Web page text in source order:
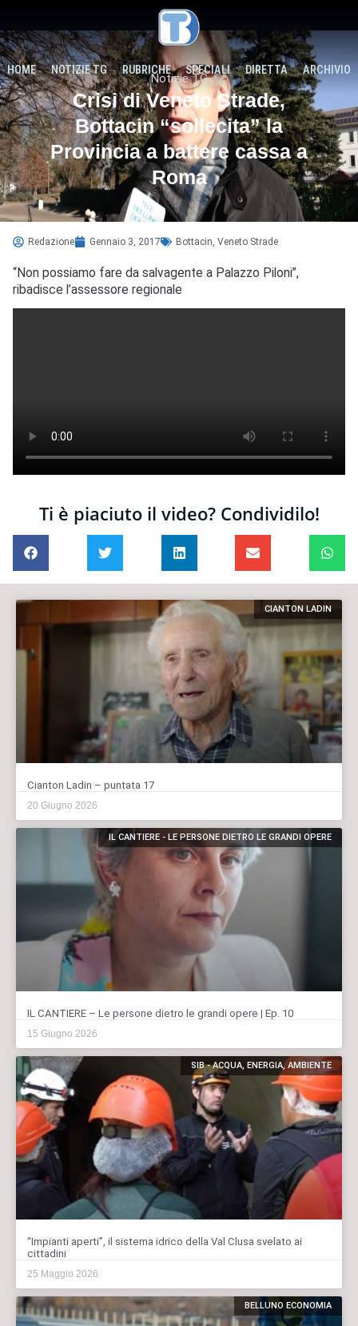
HOME NOTIZIE TG RUBRICHE SPECIALI DIRETTA ARCHIVIO
Notizie TG
Crisi di Veneto Strade,
Bottacin “sollecita” la
Provincia a battere cassa a
Roma
Redazione Gennaio 3, 2017 Bottacin Veneto Strade
“Non possiamo fare da salvagente a Palazzo Piloni”,
ribadisce l’assessore regionale
Ti è piaciuto il video? Condividilo!
CIANTON LADIN
Cianton Ladin – puntata 17
20 Giugno 2026
IL CANTIERE - LE PERSONE DIETRO LE GRANDI OPERE
IL CANTIERE – Le persone dietro le grandi opere | Ep. 10
15 Giugno 2026
SIB - ACQUA, ENERGIA, AMBIENTE
“Impianti aperti”, il sistema idrico della Val Clusa svelato ai
cittadini
25 Maggio 2026
BELLUNO ECONOMIA